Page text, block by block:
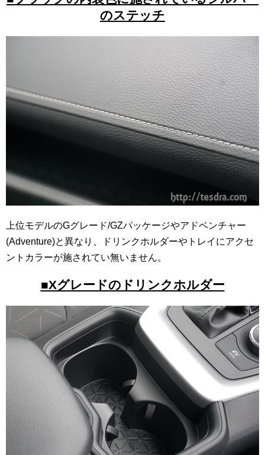
のステッチ
上位モデルのGグレード/GZパッケージやアドベンチャー
(Adventure)と異なり、ドリンクホルダーやトレイにアクセ
ントカラーが施されてい無いません。
■Xグレードのドリンクホルダー